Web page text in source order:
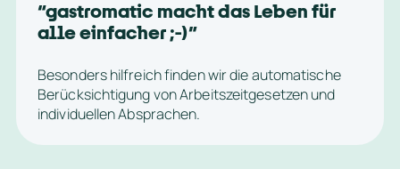
“gastromatic macht das Leben für
alle einfacher ;-)”
Besonders hilfreich finden wir die automatische
Berücksichtigung von Arbeitszeitgesetzen und
individuellen Absprachen.